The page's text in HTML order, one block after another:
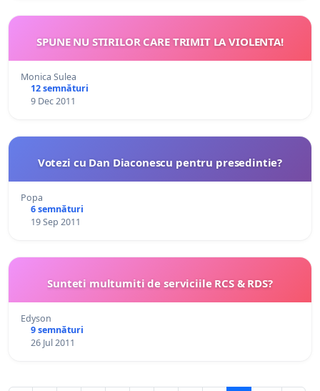
SPUNE NU STIRILOR CARE TRIMIT LA VIOLENTA!
Monica Sulea
12 semnături
9 Dec 2011
Votezi cu Dan Diaconescu pentru presedintie?
Popa
6 semnături
19 Sep 2011
Sunteti multumiti de serviciile RCS & RDS?
Edyson
9 semnături
26 Jul 2011